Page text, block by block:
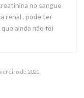
no sangue
renal , pode ter
ainda não foi
de 2021